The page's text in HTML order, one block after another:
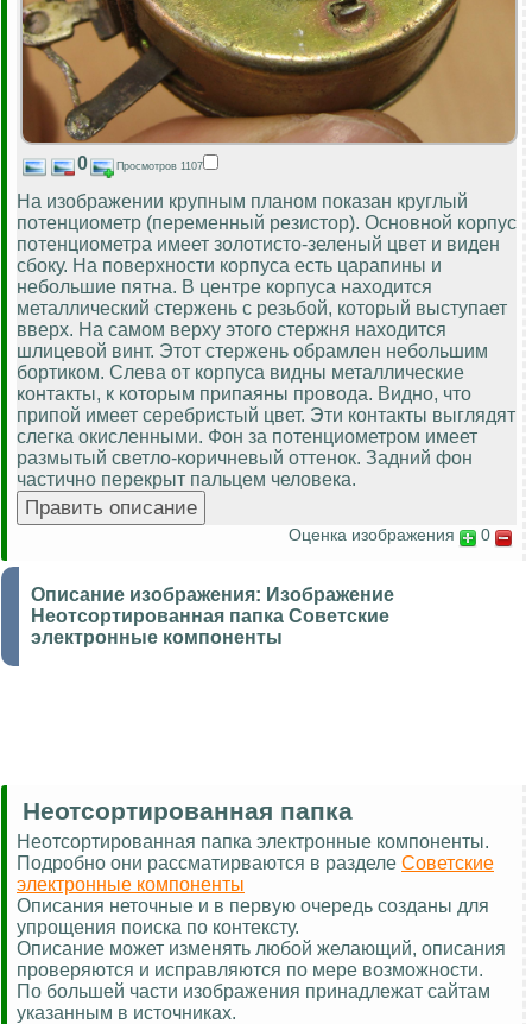
0 Просмотров 1107
На изображении крупным планом показан круглый
потенциометр (переменный резистор). Основной корпус
потенциометра имеет золотисто-зеленый цвет и виден
сбоку. На поверхности корпуса есть царапины и
небольшие пятна. В центре корпуса находится
металлический стержень с резьбой, который выступает
вверх. На самом верху этого стержня находится
шлицевой винт. Этот стержень обрамлен небольшим
бортиком. Слева от корпуса видны металлические
контакты, к которым припаяны провода. Видно, что
припой имеет серебристый цвет. Эти контакты выглядят
слегка окисленными. Фон за потенциометром имеет
размытый светло-коричневый оттенок. Задний фон
частично перекрыт пальцем человека.
Оценка изображения 0
Описание изображения: Изображение
Неотсортированная папка Советские
электронные компоненты
Неотсортированная папка
Неотсортированная папка электронные компоненты.
Подробно они рассматирваются в разделе Советские
электронные компоненты
Описания неточные и в первую очередь созданы для
упрощения поиска по контексту.
Описание может изменять любой желающий, описания
проверяются и исправляются по мере возможности.
По большей части изображения принадлежат сайтам
указанным в источниках.